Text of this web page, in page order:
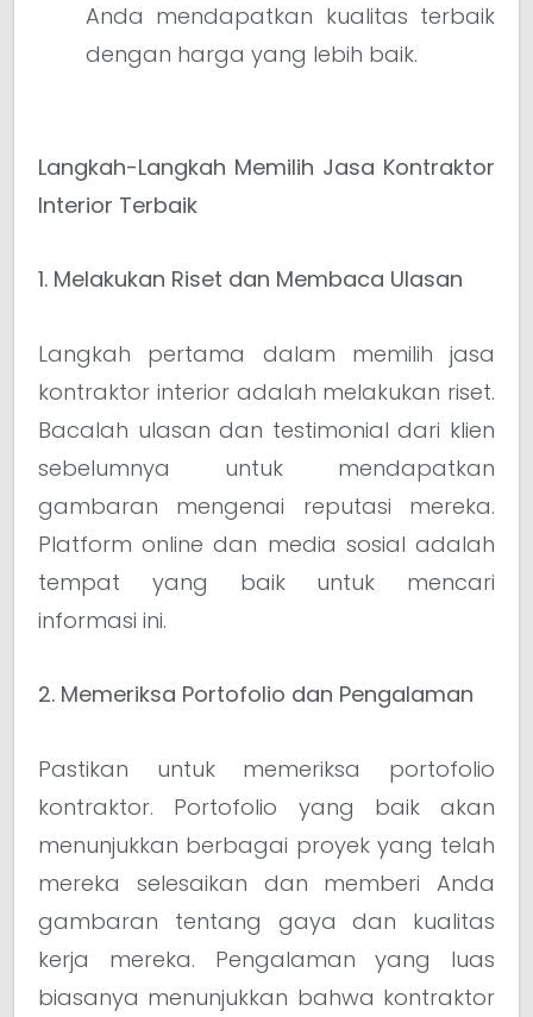
Anda mendapatkan kualitas terbaik
dengan harga yang lebih baik.
Langkah-Langkah Memilih Jasa Kontraktor
Interior Terbaik
1. Melakukan Riset dan Membaca Ulasan
Langkah pertama dalam memilih jasa
kontraktor interior adalah melakukan riset.
Bacalah ulasan dan testimonial dari klien
sebelumnya untuk mendapatkan
gambaran mengenai reputasi mereka.
Platform online dan media sosial adalah
tempat yang baik untuk mencari
informasi ini.
2. Memeriksa Portofolio dan Pengalaman
Pastikan untuk memeriksa portofolio
kontraktor. Portofolio yang baik akan
menunjukkan berbagai proyek yang telah
mereka selesaikan dan memberi Anda
gambaran tentang gaya dan kualitas
kerja mereka. Pengalaman yang luas
biasanya menunjukkan bahwa kontraktor